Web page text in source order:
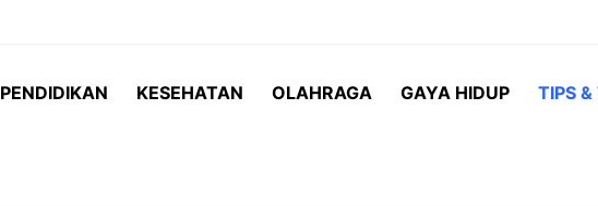
PENDIDIKAN KESEHATAN OLAHRAGA GAYA HIDUP TIPS &